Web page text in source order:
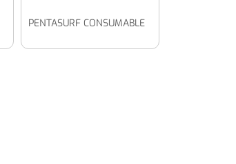
PENTASURF CONSUMABLE